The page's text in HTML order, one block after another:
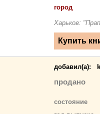
город
Харьков:
добавил(a):
продано
состояние